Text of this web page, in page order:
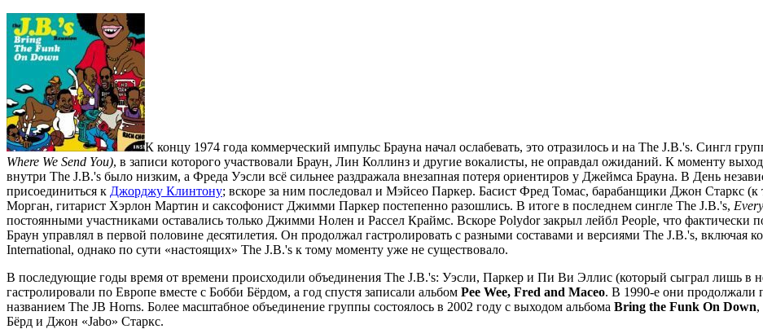
К концу 1974 года коммерческий импульс Брауна начал ослабевать, это отразилось и на The J.B.'s. Сингл
Where We Send You), в записи которого участвовали Браун, Лин Коллинз и другие вокалисты, не оправдал ожиданий. К моменту
внутри The J.B.'s было низким, а Фреда Уэсли всё сильнее раздражала внезапная потеря ориентиров у Джеймса Брауна. В День
присоединиться к Джорджу Клинтону; вскоре за ним последовал и Мэйсео Паркер. Басист Фред Томас, барабанщики Джон Старкс
Морган, гитарист Хэрлон Мартин и саксофонист Джимми Паркер постепенно разошлись. В итоге в последнем сингле The J.B.'s,
постоянными участниками оставались только Джимми Нолен и Рассел Краймс. Вскоре Polydor закрыл лейбл People, что фактически
Браун управлял в первой половине десятилетия. Он продолжал гастролировать с разными составами и версиями The J.B.'s, включая
International, однако по сути «настоящих» The J.B.'s к тому моменту уже не существовало.
В последующие годы время от времени происходили объединения The J.B.'s: Уэсли, Паркер и Пи Ви Эллис (который сыграл лишь в
гастролировали по Европе вместе с Бобби Бёрдом, а год спустя записали альбом Pee Wee, Fred and Maceo. В 1990-е они продолжали
названием The JB Horns. Более масштабное объединение группы состоялось в 2002 году с выходом альбома Bring the Funk On Down,
Бёрд и Джон «Jabo» Старкс.